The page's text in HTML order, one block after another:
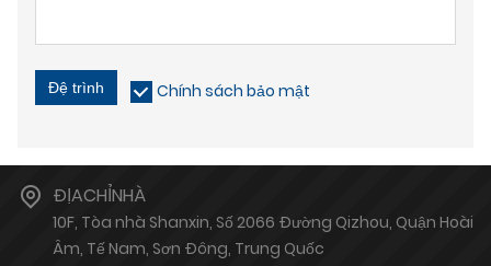
Đệ trình Chính sách bảo mật
ĐỊACHỈNHÀ
10F, Tòa nhà Shanxin, Số 2066 Đường Qizhou, Quận Hoài
Âm, Tế Nam, Sơn Đông, Trung Quốc